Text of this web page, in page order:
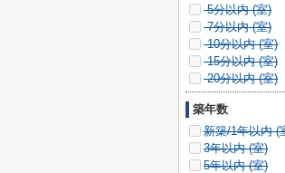
5分以内 (室)
7分以内 (室)
10分以内 (室)
15分以内 (室)
20分以内 (室)
築年数
新築/1年以内 (
3年以内 (室)
5年以内 (室)